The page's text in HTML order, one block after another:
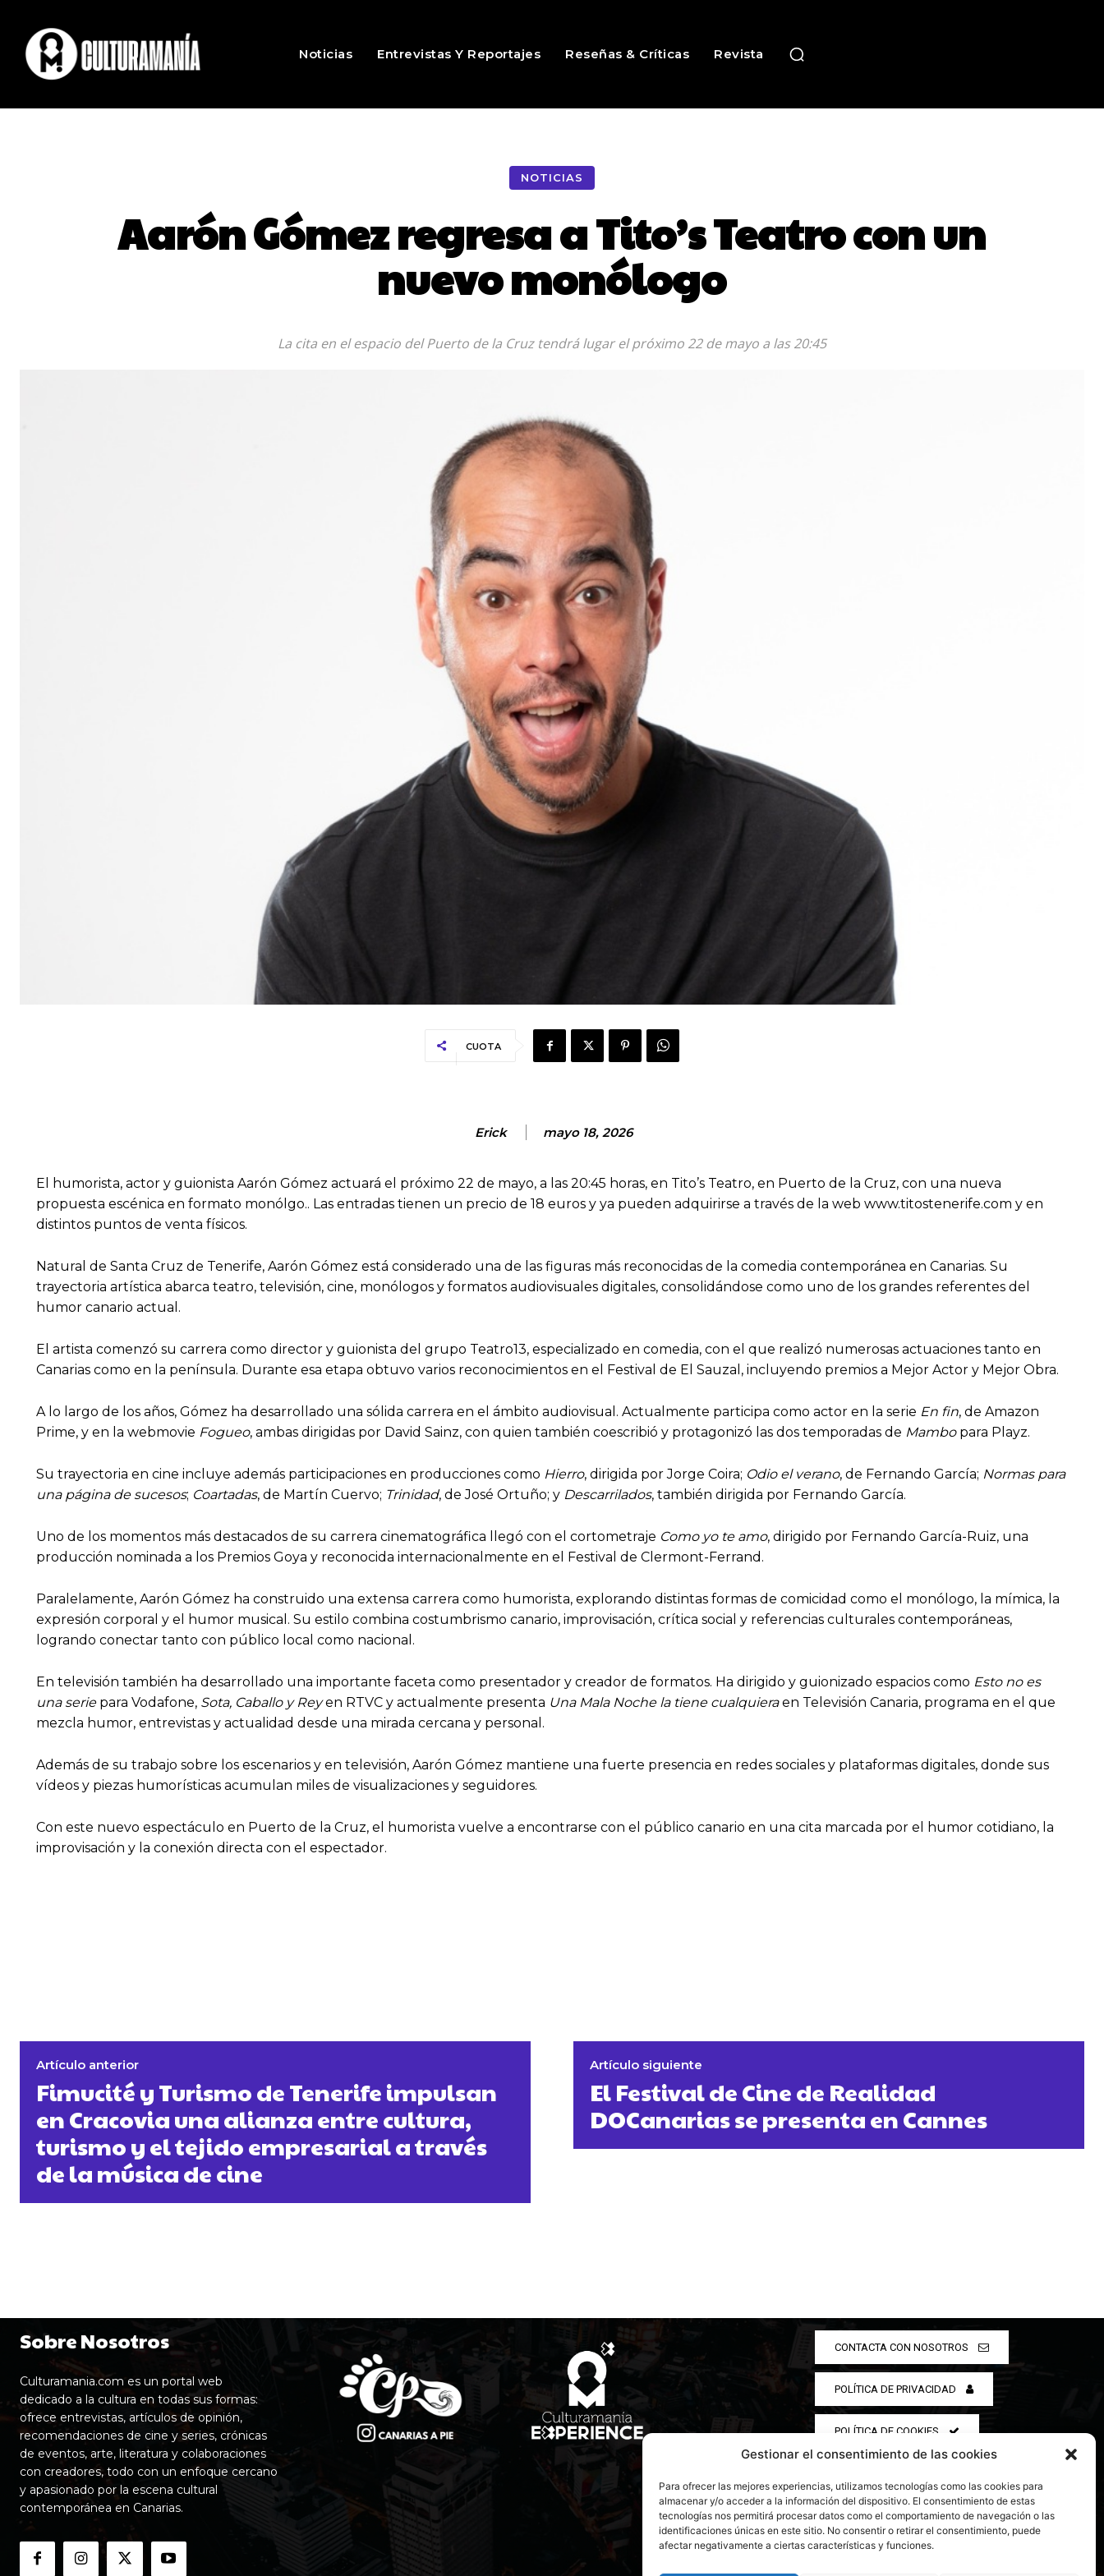
Gestionar el consentimiento de las cookies
Para ofrecer las mejores experiencias, utilizamos tecnologías como las cookies para
almacenar y/o acceder a la información del dispositivo. El consentimiento de estas
tecnologías nos permitirá procesar datos como el comportamiento de navegación o las
identificaciones únicas en este sitio. No consentir o retirar el consentimiento, puede
afectar negativamente a ciertas características y funciones.
Noticias Entrevistas Y Reportajes Reseñas & Críticas Revista
NOTICIAS
Aarón Gómez regresa a Tito’s Teatro con un
nuevo monólogo
La cita en el espacio del Puerto de la Cruz tendrá lugar el próximo 22 de mayo a las 20:45
CUOTA
Erick mayo 18, 2026
El humorista, actor y guionista Aarón Gómez actuará el próximo 22 de mayo, a las 20:45 horas, en Tito’s Teatro, en Puerto de la Cruz, con una nueva
propuesta escénica en formato monólgo.. Las entradas tienen un precio de 18 euros y ya pueden adquirirse a través de la web www.titostenerife.com y en
distintos puntos de venta físicos.
Natural de Santa Cruz de Tenerife, Aarón Gómez está considerado una de las figuras más reconocidas de la comedia contemporánea en Canarias. Su
trayectoria artística abarca teatro, televisión, cine, monólogos y formatos audiovisuales digitales, consolidándose como uno de los grandes referentes del
humor canario actual.
El artista comenzó su carrera como director y guionista del grupo Teatro13, especializado en comedia, con el que realizó numerosas actuaciones tanto en
Canarias como en la península. Durante esa etapa obtuvo varios reconocimientos en el Festival de El Sauzal, incluyendo premios a Mejor Actor y Mejor Obra.
A lo largo de los años, Gómez ha desarrollado una sólida carrera en el ámbito audiovisual. Actualmente participa como actor en la serie En fin, de Amazon
Prime, y en la webmovie Fogueo, ambas dirigidas por David Sainz, con quien también coescribió y protagonizó las dos temporadas de Mambopara Playz.
Su trayectoria en cine incluye además participaciones en producciones como Hierro, dirigida por Jorge Coira; Odio el verano, de Fernando García; Normas para
una página de sucesos; Coartadas, de Martín Cuervo; Trinidad, de José Ortuño; y Descarrilados, también dirigida por Fernando García.
Uno de los momentos más destacados de su carrera cinematográfica llegó con el cortometraje Como yo te amo, dirigido por Fernando García-Ruiz, una
producción nominada a los Premios Goya y reconocida internacionalmente en el Festival de Clermont-Ferrand.
Paralelamente, Aarón Gómez ha construido una extensa carrera como humorista, explorando distintas formas de comicidad como el monólogo, la mímica, la
expresión corporal y el humor musical. Su estilo combina costumbrismo canario, improvisación, crítica social y referencias culturales contemporáneas,
logrando conectar tanto con público local como nacional.
En televisión también ha desarrollado una importante faceta como presentador y creador de formatos. Ha dirigido y guionizado espacios como Esto no es
una seriepara Vodafone, Sota, Caballo y Reyen RTVC y actualmente presenta Una Mala Noche la tiene cualquieraen Televisión Canaria, programa en el que
mezcla humor, entrevistas y actualidad desde una mirada cercana y personal.
Además de su trabajo sobre los escenarios y en televisión, Aarón Gómez mantiene una fuerte presencia en redes sociales y plataformas digitales, donde sus
vídeos y piezas humorísticas acumulan miles de visualizaciones y seguidores.
Con este nuevo espectáculo en Puerto de la Cruz, el humorista vuelve a encontrarse con el público canario en una cita marcada por el humor cotidiano, la
improvisación y la conexión directa con el espectador.
Artículo anterior
Fimucité y Turismo de Tenerife impulsan
en Cracovia una alianza entre cultura,
turismo y el tejido empresarial a través
de la música de cine
Artículo siguiente
El Festival de Cine de Realidad
DOCanarias se presenta en Cannes
Sobre Nosotros
Culturamania.com es un portal web
dedicado a la cultura en todas sus formas:
ofrece entrevistas, artículos de opinión,
recomendaciones de cine y series, crónicas
de eventos, arte, literatura y colaboraciones
con creadores, todo con un enfoque cercano
y apasionado por la escena cultural
contemporánea en Canarias.
CONTACTA CON NOSOTROS
POLÍTICA DE PRIVACIDAD
POLÍTICA DE COOKIES